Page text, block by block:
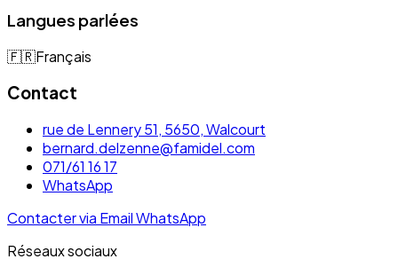
Langues parlées
🇫🇷Français
Contact
rue de Lennery 51, 5650, Walcourt
bernard.delzenne@famidel.com
071/61 16 17
WhatsApp
Contacter via EmailWhatsApp
Réseaux sociaux